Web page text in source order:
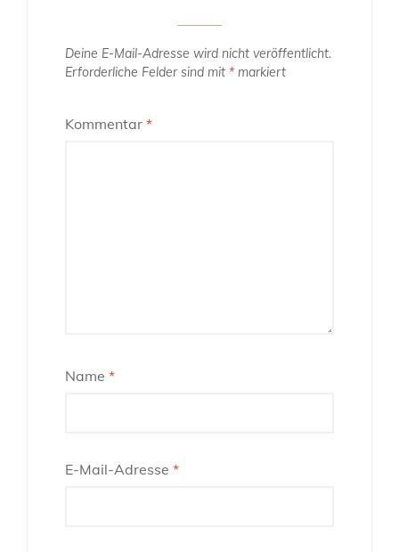
Deine E-Mail-Adresse wird nicht veröffentlicht.
Erforderliche Felder sind mit * markiert
Kommentar *
Name *
E-Mail-Adresse *